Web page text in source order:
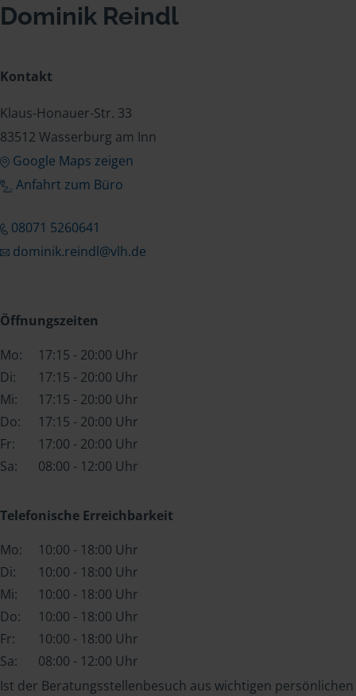
Dominik Reindl
Kontakt
Klaus-Honauer-Str. 33
83512 Wasserburg am Inn
Google Maps zeigen
Anfahrt zum Büro
08071 5260641
dominik.reindl@vlh.de
Öffnungszeiten
Mo:
17:15 - 20:00 Uhr
Di:
17:15 - 20:00 Uhr
Mi:
17:15 - 20:00 Uhr
Do:
17:15 - 20:00 Uhr
Fr:
17:00 - 20:00 Uhr
Sa:
08:00 - 12:00 Uhr
Telefonische Erreichbarkeit
Mo:
10:00 - 18:00 Uhr
Di:
10:00 - 18:00 Uhr
Mi:
10:00 - 18:00 Uhr
Do:
10:00 - 18:00 Uhr
Fr:
10:00 - 18:00 Uhr
Sa:
08:00 - 12:00 Uhr
Ist der Beratungsstellenbesuch aus wichtigen persönlichen